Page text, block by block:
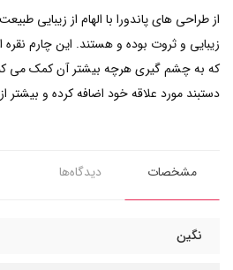
از طراحی های پاندورا با الهام از زیبایی
زیبایی و ثروت بوده و هستند. این چارم نقره
که به چشم گیری هرچه بیشتر آن کمک می
دستبند مورد علاقه خود اضافه کرده و
مشخصات دیدگاه‌ها
نگین